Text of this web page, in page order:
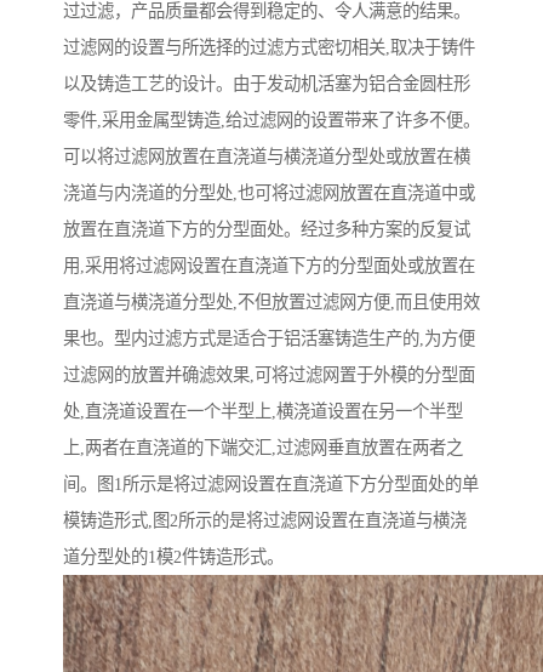
过过滤，产品质量都会得到稳定的、令人满意的结果。
过滤网的设置与所选择的过滤方式密切相关,取决于铸件
以及铸造工艺的设计。由于发动机活塞为铝合金圆柱形
零件,采用金属型铸造,给过滤网的设置带来了许多不便。
可以将过滤网放置在直浇道与横浇道分型处或放置在横
浇道与内浇道的分型处,也可将过滤网放置在直浇道中或
放置在直浇道下方的分型面处。经过多种方案的反复试
用,采用将过滤网设置在直浇道下方的分型面处或放置在
直浇道与横浇道分型处,不但放置过滤网方便,而且使用效
果也。型内过滤方式是适合于铝活塞铸造生产的,为方便
过滤网的放置并确滤效果,可将过滤网置于外模的分型面
处,直浇道设置在一个半型上,横浇道设置在另一个半型
上,两者在直浇道的下端交汇,过滤网垂直放置在两者之
间。图1所示是将过滤网设置在直浇道下方分型面处的单
模铸造形式,图2所示的是将过滤网设置在直浇道与横浇
道分型处的1模2件铸造形式。